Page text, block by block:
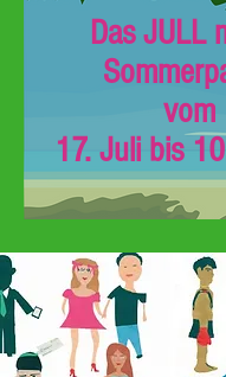
Das JULL
vom
17. Juli bis